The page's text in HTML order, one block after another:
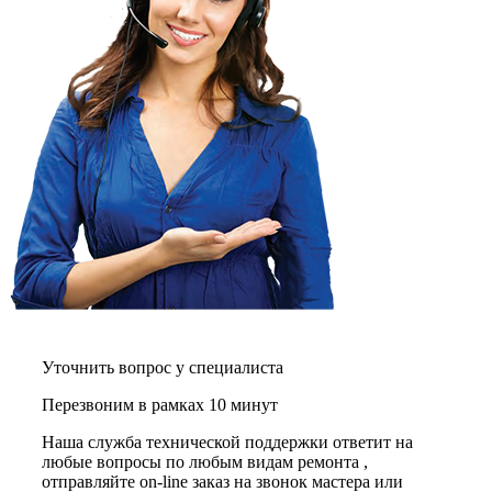
графических планшетов
граниторов
граверов
гребных тренажеров
грелок
грелок для ног
грелок для спины и шеи
греющих кабелей
грилей
грилей для кур
грилей для шаурмы
громкоговорителей
гвоздезабивных пистолетов
hd камер
hd-медиаплееров
hi-fi
холодильников
холодильных шкафов
хот-дог мейкеров
хотдогниц
хромбуков
Уточнить вопрос у специалиста
Перезвоним в рамках 10 минут
Наша служба технической поддержки ответит на
любые вопросы по любым видам ремонта ,
отправляйте on-line заказ на звонок мастера или